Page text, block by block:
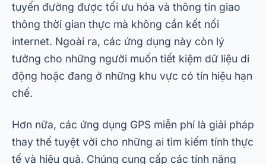
tuyến đường được tối ưu hóa và thông tin giao
thông thời gian thực mà không cần kết nối
internet. Ngoài ra, các ứng dụng này còn lý
tưởng cho những người muốn tiết kiệm dữ liệu di
động hoặc đang ở những khu vực có tín hiệu hạn
chế.
Hơn nữa, các ứng dụng GPS miễn phí là giải pháp
thay thế tuyệt vời cho những ai tìm kiếm tính thực
tế và hiệu quả. Chúng cung cấp các tính năng